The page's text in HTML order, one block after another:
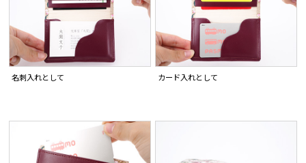
名刺入れとして カード入れとして